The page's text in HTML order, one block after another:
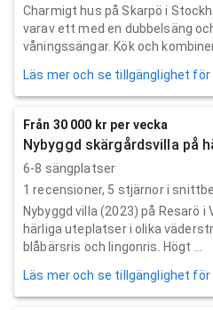
Charmigt hus på Skarpö i
varav ett med en dubbelsäng
våningssängar. Kök och
Läs mer och se tillgänglighet
Från 30 000 kr per vecka
Nybyggd skärgårdsvilla på
6-8 sängplatser
1 recensioner, 5 stjärnor i
Nybyggd villa (2023) på Resarö
härliga uteplatser i olika
blåbärsris och lingonris. Högt ...
Läs mer och se tillgänglighet